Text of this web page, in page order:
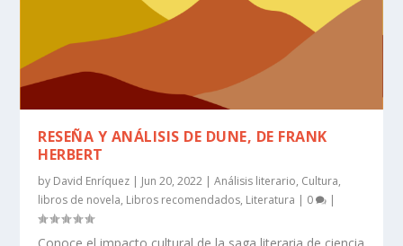
RESEÑA Y ANÁLISIS DE DUNE, DE FRANK
HERBERT
by David Enríquez | Jun 20, 2022 |Análisis literario, Cultura,
libros de novela, Libros recomendados, Literatura | 0 |